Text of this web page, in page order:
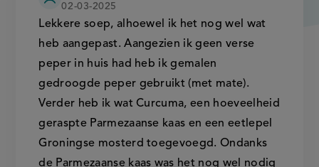
Lekkere soep, alhoewel ik het nog wel wat
heb aangepast. Aangezien ik geen verse
peper in huis had heb ik gemalen
gedroogde peper gebruikt (met mate).
Verder heb ik wat Curcuma, een hoeveelheid
geraspte Parmezaanse kaas en een eetlepel
Groningse mosterd toegevoegd. Ondanks
de Parmezaanse kaas was het nog wel nodig
02-03-2025